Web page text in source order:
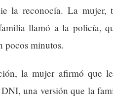
la reconocía. La mujer,
llamó a la policía,
pocos minutos.
la mujer afirmó que
una versión que la